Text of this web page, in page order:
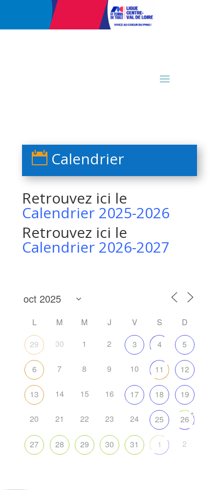
Calendrier
Retrouvez ici le
Calendrier 2025-2026
Retrouvez ici le
Calendrier 2026-2027
L M M J V S
D
29
30 1 2 3 4 5
6 7 8 9 10 11 12
13 14 15 16 17 18 19
20 21 22 23 24 25 26
+
27 28 29 30 31 1 2